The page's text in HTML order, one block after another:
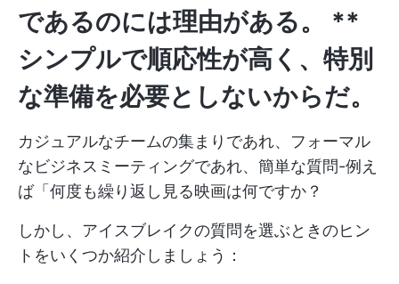
であるのには理由がある。 **
シンプルで順応性が高く、特別
な準備を必要としないからだ。
カジュアルなチームの集まりであれ、フォーマル
なビジネスミーティングであれ、簡単な質問-例え
ば「何度も繰り返し見る映画は何ですか？
しかし、アイスブレイクの質問を選ぶときのヒン
トをいくつか紹介しましょう：